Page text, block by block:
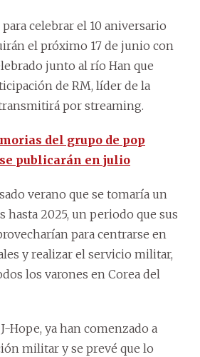
celebrar el 10 aniversario
el próximo 17 de junio con
junto al río Han que
de RM, líder de la
por streaming.
del grupo de pop
publicarán en julio
verano que se tomaría un
hasta 2025, un periodo que sus
para centrarse en
y realizar el servicio militar,
los varones en Corea del
Hope, ya han comenzado a
militar y se prevé que lo